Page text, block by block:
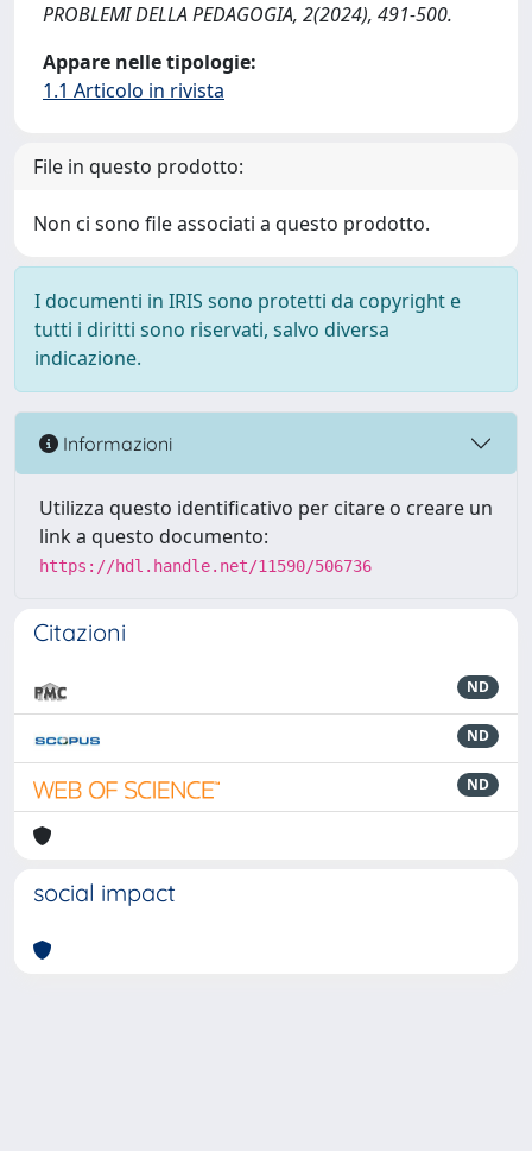
PROBLEMI DELLA PEDAGOGIA, 2(2024), 491-500.
Appare nelle tipologie:
1.1 Articolo in rivista
File in questo prodotto:
Non ci sono file associati a questo prodotto.
I documenti in IRIS sono protetti da copyright e
tutti i diritti sono riservati, salvo diversa
indicazione.
Informazioni
Utilizza questo identificativo per citare o creare un
link a questo documento:
https://hdl.handle.net/11590/506736
Citazioni
ND
ND
ND
social impact